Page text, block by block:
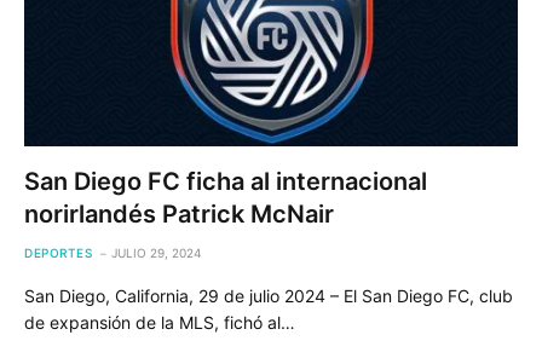
San Diego FC ficha al internacional
norirlandés Patrick McNair
DEPORTES JULIO 29, 2024
San Diego, California, 29 de julio 2024 – El San Diego FC, club
de expansión de la MLS, fichó al…